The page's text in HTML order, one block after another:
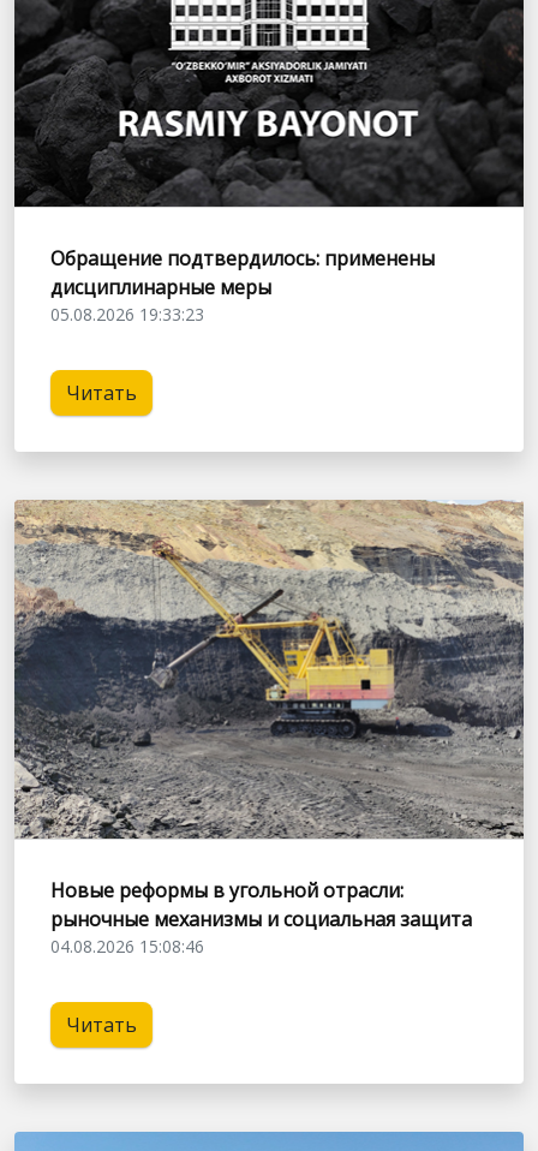
Обращение подтвердилось: применены
дисциплинарные меры
05.08.2026 19:33:23
Читать
Новые реформы в угольной отрасли:
рыночные механизмы и социальная защита
04.08.2026 15:08:46
Читать